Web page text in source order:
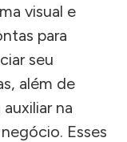
visual e
para
seu
além de
na
Esses